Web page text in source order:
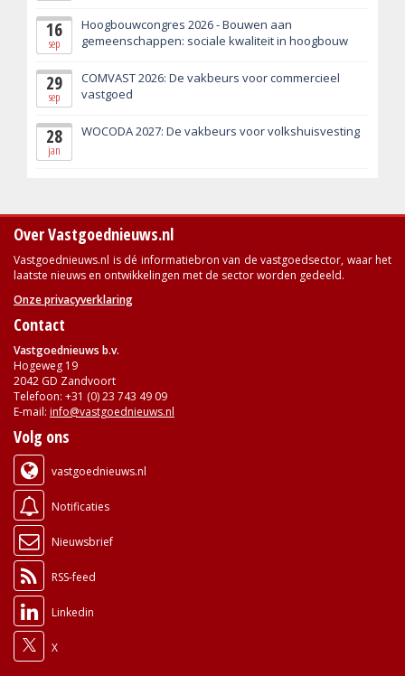
16
sep
Hoogbouwcongres 2026 - Bouwen aan
gemeenschappen: sociale kwaliteit in hoogbouw
29
sep
COMVAST 2026: De vakbeurs voor commercieel
vastgoed
28
jan
WOCODA 2027: De vakbeurs voor volkshuisvesting
Over Vastgoednieuws.nl
Vastgoednieuws.nl is dé informatiebron van de vastgoedsector, waar het
laatste nieuws en ontwikkelingen met de sector worden gedeeld.
Onze privacyverklaring
Contact
Vastgoednieuws b.v.
Hogeweg 19
2042 GD Zandvoort
Telefoon: +31 (0) 23 743 49 09
E-mail: info@vastgoednieuws.nl
Volg ons
vastgoednieuws.nl
Notificaties
Nieuwsbrief
RSS-feed
Linkedin
X